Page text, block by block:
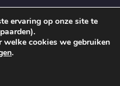
ervaring op onze site te
welke cookies we gebruiken
.